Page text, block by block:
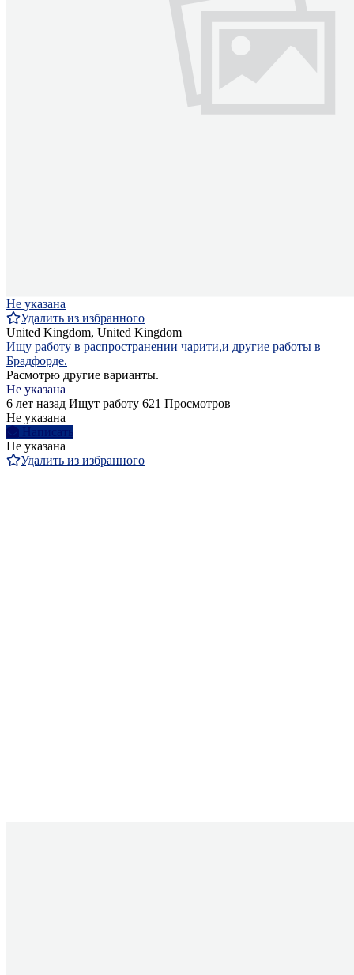
Не указана
Удалить из избранного
United Kingdom, United Kingdom
Ищу работу в распространении чарити,и другие работы в
Брадфорде.
Расмотрю другие варианты.
Не указана
6 лет назад Ищут работу 621 Просмотров
Не указана
Написать
Не указана
Удалить из избранного